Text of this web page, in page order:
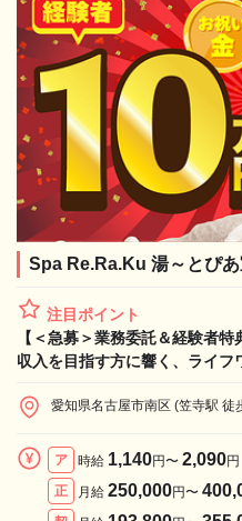
Spa Re.Ra.Ku 湯～とぴ
注目ポイント
【＜急募＞業務委託＆経験者
収入を目指す方に響く、ライ
愛知県名古屋市南区 (笠寺駅 徒
ア 時給 1,140円〜 2,090円
正
月給 250,000円〜